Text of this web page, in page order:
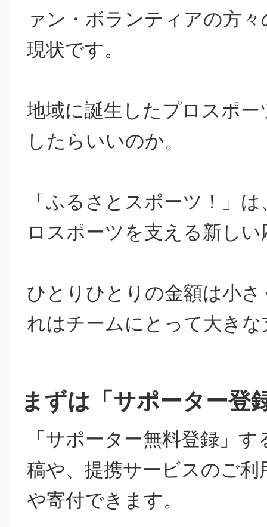
ァン・ボランティアの方
現状です。
地域に誕生したプロスポ
したらいいのか。
「ふるさとスポーツ！」
ロスポーツを支える新し
ひとりひとりの金額は小
れはチームにとって大き
まずは「サポーター登
「サポーター無料登録」
稿や、提携サービスのご
や寄付できます。